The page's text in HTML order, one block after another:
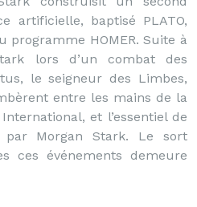
artificielle, baptisé PLATO,
programme HOMER. Suite à
lors d’un combat des
le seigneur des Limbes,
entre les mains de la
et l’essentiel de
Morgan Stark. Le sort
ces événements demeure